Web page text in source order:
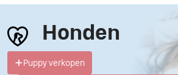
Honden
Puppy verkopen